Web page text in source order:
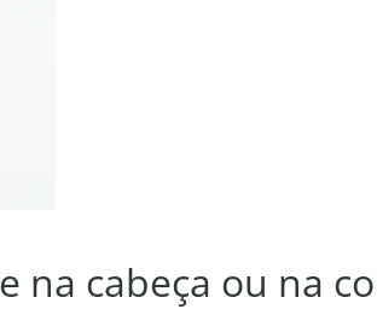
na cabeça ou na